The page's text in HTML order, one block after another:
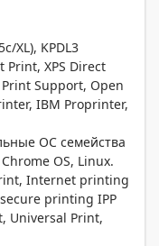
XL), KPDL3
Print, XPS Direct
Print Support, Open
IBM Proprinter,
ОС семейства
OS, Linux.
Internet printing
printing IPP
Universal Print,